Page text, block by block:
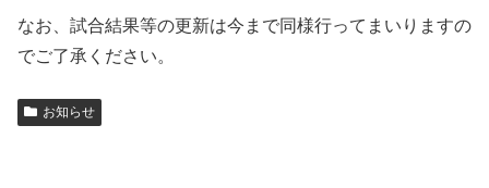
なお、試合結果等の更新は今まで同様行ってまいりますの
でご了承ください。
お知らせ